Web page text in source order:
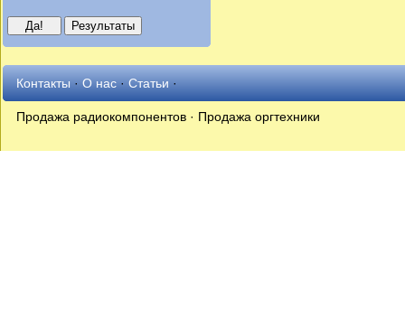
Контакты·О нас·Статьи·
Продажа радиокомпонентов · Продажа оргтехники